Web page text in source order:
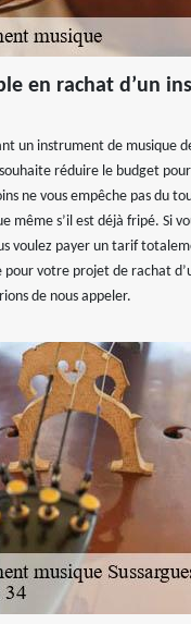
en rachat d’un
un instrument de musique
réduire le budget
ne vous empêche pas du
même s’il est déjà fripé. Si
voulez payer un tarif
pour votre projet de rachat
de nous appeler.